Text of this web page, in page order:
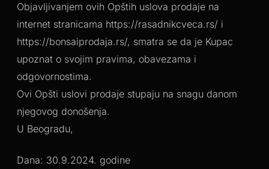
Objavljivanjem ovih Opštih uslova prodaje na
internet stranicama https://rasadnikcveca.rs/ i
https://bonsaiprodaja.rs/, smatra se da je Kupac
upoznat o svojim pravima, obavezama i
odgovornostima.
Ovi Opšti uslovi prodaje stupaju na snagu danom
njegovog donošenja.
U Beogradu,
Dana: 30.9.2024. godine